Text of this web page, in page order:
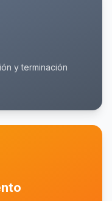
y terminación